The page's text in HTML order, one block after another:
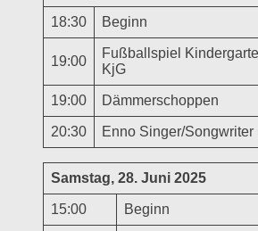
18:30 Beginn
19:00
Fußballspiel
KjG
19:00 Dämmerschoppen
20:30 Enno Singer/Songwriter
Samstag, 28. Juni 2025
15:00 Beginn